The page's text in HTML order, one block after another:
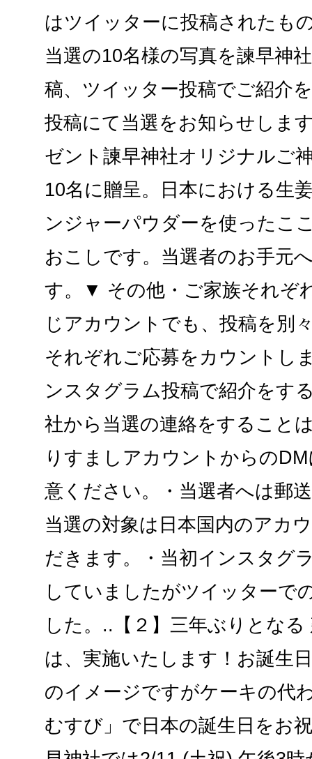
はツイッターに投稿されたも
当選の10名様の写真を諫早神
稿、ツイッター投稿でご紹介
投稿にて当選をお知らせしま
ゼント諫早神社オリジナルご
10名に贈呈。日本における生
ンジャーパウダーを使ったこ
おこしです。当選者のお手元
す。▼ その他・ご家族それぞ
じアカウントでも、投稿を別
それぞれご応募をカウントし
ンスタグラム投稿で紹介をす
社から当選の連絡をすること
りすましアカウントからの
意ください。・当選者へは郵
当選の対象は日本国内のアカ
だきます。・当初インスタグ
していましたがツイッターで
した。..【２】三年ぶりとな
は、実施いたします！お誕生
のイメージですがケーキの代
むすび」で日本の誕生日をお